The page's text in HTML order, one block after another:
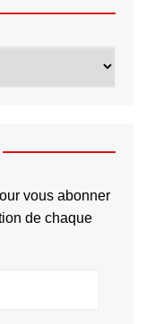
vous abonner
de chaque